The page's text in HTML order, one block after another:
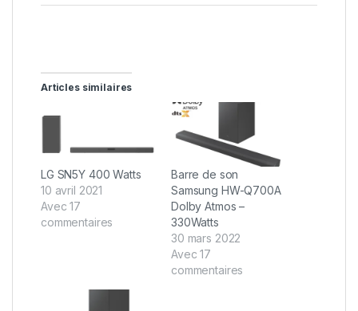
Articles similaires
LG SN5Y 400 Watts
10 avril 2021
Avec 17
commentaires
Barre de son
Samsung HW-Q700A
Dolby Atmos –
330Watts
30 mars 2022
Avec 17
commentaires